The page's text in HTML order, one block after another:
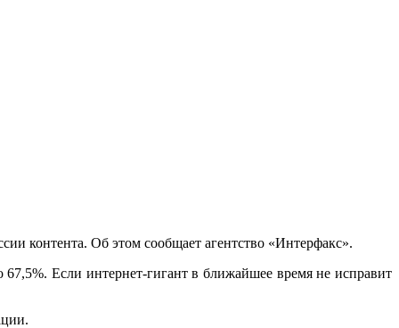
контента. Об этом сообщает агентство «Интерфакс».
Если интернет-гигант в ближайшее время не исправит